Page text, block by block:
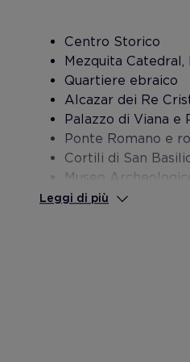
Centro Storico
Mezquita Catedral,
Quartiere ebraico
Alcazar dei Re
Palazzo di Viana e
Ponte Romano e
Cortili di San
Museo
Leggi di più